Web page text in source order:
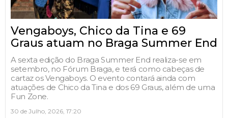
Vengaboys, Chico da Tina e 69
Graus atuam no Braga Summer End
A sexta edição do Braga Summer End realiza-se em
setembro, no Fórum Braga, e terá como cabeças de
cartaz os Vengaboys. O evento contará ainda com
atuações de Chico da Tina e dos 69 Graus, além de uma
Fun Zone.
30 de Julho, 2026, 17:20